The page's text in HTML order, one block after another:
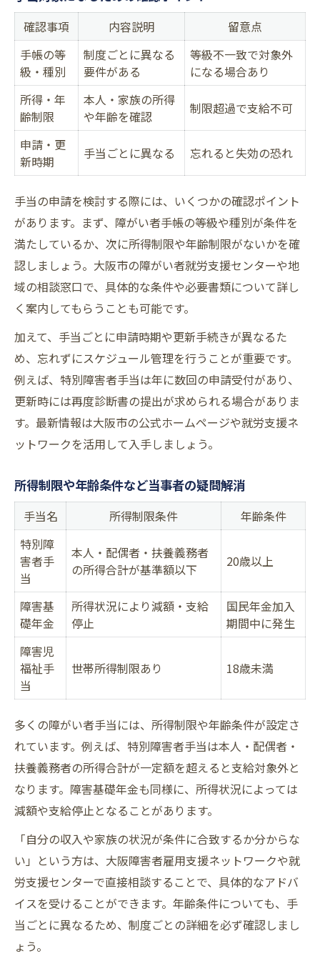
確認事項 内容説明
留意点
手帳の等
級・種別
制度ごとに異なる
要件がある
等級不一致で対象外
になる場合あり
所得・年
齢制限
本人・家族の所得
や年齢を確認
制限超過で支給不可
申請・更
新時期
手当ごとに異なる 忘れると失効の恐れ
手当の申請を検討する際には、いくつかの確認ポイント
があります。まず、障がい者手帳の等級や種別が条件を
満たしているか、次に所得制限や年齢制限がないかを確
認しましょう。大阪市の障がい者就労支援センターや地
域の相談窓口で、具体的な条件や必要書類について詳し
く案内してもらうことも可能です。
加えて、手当ごとに申請時期や更新手続きが異なるた
め、忘れずにスケジュール管理を行うことが重要です。
例えば、特別障害者手当は年に数回の申請受付があり、
更新時には再度診断書の提出が求められる場合がありま
す。最新情報は大阪市の公式ホームページや就労支援ネ
ットワークを活用して入手しましょう。
所得制限や年齢条件など当事者の疑問解消
手当名 所得制限条件
年齢条件
特別障
害者手
当
本人・配偶者・扶養義務者
の所得合計が基準額以下
20歳以上
障害基
礎年金
所得状況により減額・支給
停止
国民年金加入
期間中に発生
障害児
福祉手
当
世帯所得制限あり 18歳未満
多くの障がい者手当には、所得制限や年齢条件が設定さ
れています。例えば、特別障害者手当は本人・配偶者・
扶養義務者の所得合計が一定額を超えると支給対象外と
なります。障害基礎年金も同様に、所得状況によっては
減額や支給停止となることがあります。
「自分の収入や家族の状況が条件に合致するか分からな
い」という方は、大阪障害者雇用支援ネットワークや就
労支援センターで直接相談することで、具体的なアドバ
イスを受けることができます。年齢条件についても、手
当ごとに異なるため、制度ごとの詳細を必ず確認しまし
ょう。